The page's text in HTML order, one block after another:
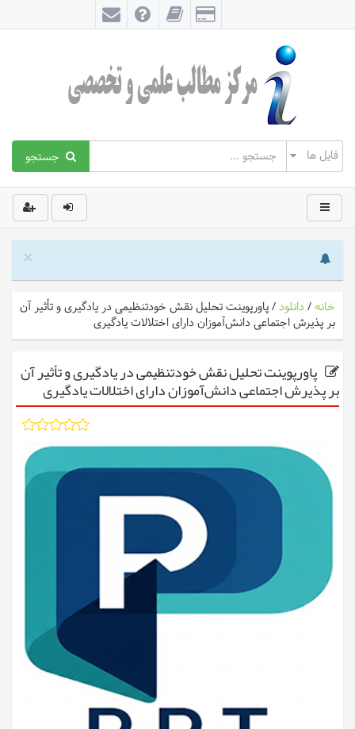
جستجو
×
خانه/ دانلود/پاورپوینت تحلیل نقش خودتنظیمی در یادگیری و تأثیر آن
بر پذیرش اجتماعی دانش‌آموزان دارای اختلالات یادگیری
پاورپوینت تحلیل نقش خودتنظیمی در یادگیری و تأثیر آن
بر پذیرش اجتماعی دانش‌آموزان دارای اختلالات یادگیری